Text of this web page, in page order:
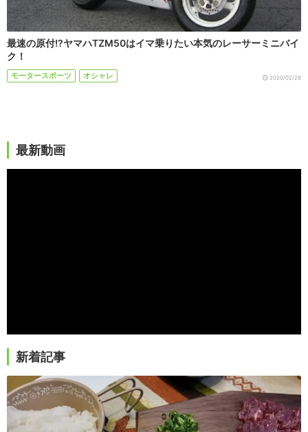
最速の原付!?ヤマハTZM50はイマ乗りたい本気のレーサーミニバイ
ク！
モータースポーツ オシャレ 2020/02/28
最新動画
新着記事